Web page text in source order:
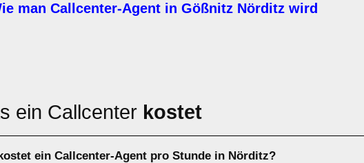
man Callcenter-Agent in Gößnitz Nörditz wird
ein Callcenter kostet
ein Callcenter-Agent pro Stunde in Nörditz?